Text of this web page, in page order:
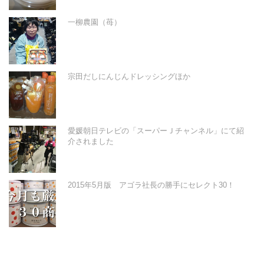
一柳農園（苺）
宗田だしにんじんドレッシングほか
愛媛朝日テレビの「スーパーＪチャンネル」にて紹
介されました
2015年5月版 アゴラ社長の勝手にセレクト30！